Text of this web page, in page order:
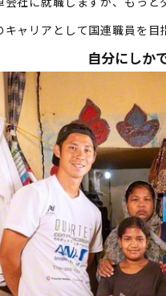
ャリアとして国連職員を目
自分にしか